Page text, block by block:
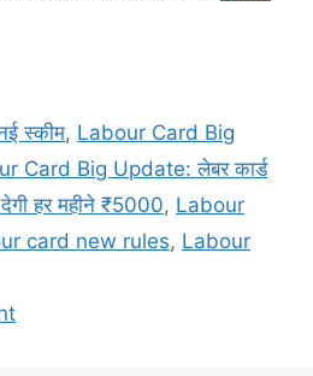
स्कीम, Labour Card Big
Card Big Update: लेबर कार्ड
हर महीने ₹5000, Labour
card new rules, Labour